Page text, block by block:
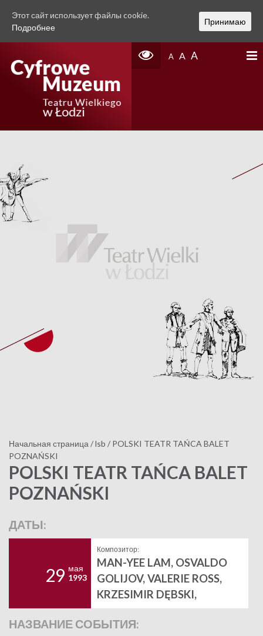
A A A
Начальная страница /lsb / POLSKI TEATR TAŃCA BALET
POZNAŃSKI
POLSKI TEATR TAŃCA BALET
POZNAŃSKI
ДАТЫ:
29 мая
1993
Композитор:
MAN-YEE LAM, OSVALDO
GOLIJOV, VALERIE ROSS,
KRZESIMIR DĘBSKI,
НАЗВАНИЕ СОБЫТИЯ:
Этот сайт использует файлы cookie.
Подробнее
Принимаю